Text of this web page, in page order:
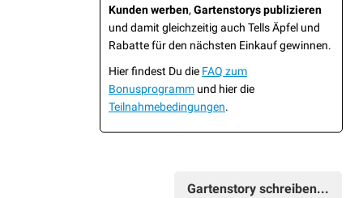
Kunden werben, Gartenstorys publizieren
und damit gleichzeitig auch Tells Äpfel und
Rabatte für den nächsten Einkauf gewinnen.
Hier findest Du die FAQ zum
Bonusprogramm und hier die
Teilnahmebedingungen.
Gartenstory schreiben...